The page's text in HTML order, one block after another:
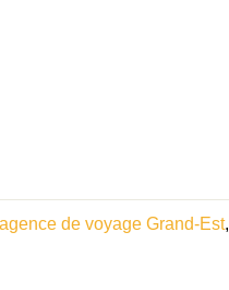
agence de voyage Grand-Est,